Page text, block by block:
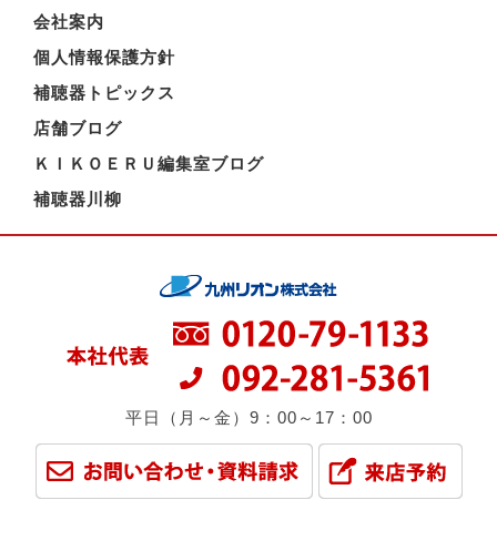
会社案内
個人情報保護方針
補聴器トピックス
店舗ブログ
ＫＩＫＯＥＲＵ編集室ブログ
補聴器川柳
平日（月～金）9：00～17：00